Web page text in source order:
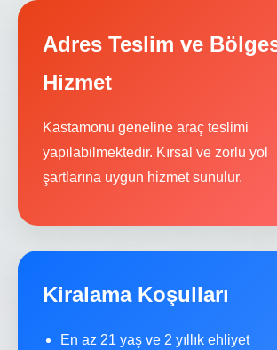
Adres Teslim ve
Hizmet
Kastamonu geneline araç teslimi
yapılabilmektedir. Kırsal ve zorlu yol
şartlarına uygun hizmet sunulur.
Kiralama Koşulları
En az 21 yaş ve 2 yıllık ehliyet